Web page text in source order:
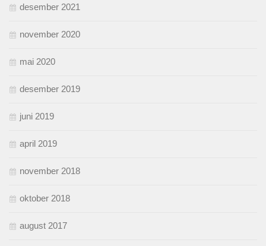
desember 2021
november 2020
mai 2020
desember 2019
juni 2019
april 2019
november 2018
oktober 2018
august 2017